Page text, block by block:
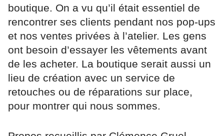
boutique. On a vu qu’il était essentiel de
rencontrer ses clients pendant nos pop-ups
et nos ventes privées à l’atelier. Les gens
ont besoin d’essayer les vêtements avant
de les acheter. La boutique serait aussi un
lieu de création avec un service de
retouches ou de réparations sur place,
pour montrer qui nous sommes.